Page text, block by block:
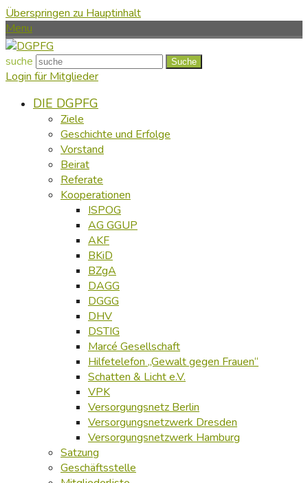
Überspringen zu Hauptinhalt
Menu
suche Suche
Login für Mitglieder
DIE DGPFG
Ziele
Geschichte und Erfolge
Vorstand
Beirat
Referate
Kooperationen
ISPOG
AG GGUP
AKF
BKiD
BZgA
DAGG
DGGG
DHV
DSTIG
Marcé Gesellschaft
Hilfetelefon „Gewalt gegen Frauen“
Schatten & Licht e.V.
VPK
Versorgungsnetz Berlin
Versorgungsnetzwerk Dresden
Versorgungsnetzwerk Hamburg
Satzung
Geschäftsstelle